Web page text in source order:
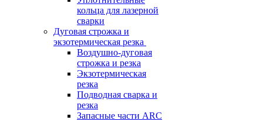
кольца для лазерной
сварки
Дуговая строжка и
экзотермическая резка
Воздушно-дуговая
строжка и резка
Экзотермическая
резка
Подводная сварка и
резка
Запасные части ARC